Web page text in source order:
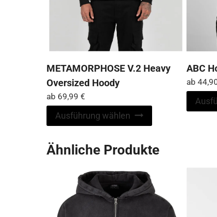
METAMORPHOSE V.2 Heavy
Oversized Hoody
ab 69,99 €
Ausführung wählen
Produkt
mehrere
Die
Optionen
ABC
ab
Ähnliche Produkte